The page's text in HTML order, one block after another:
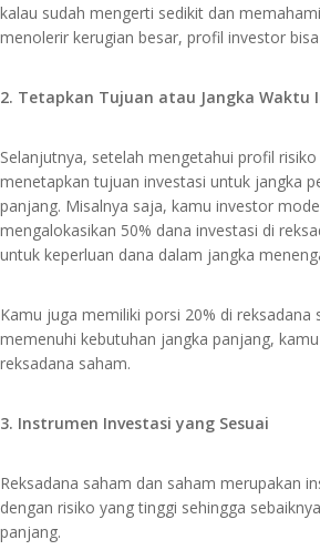
kalau sudah mengerti sedikit dan
menolerir kerugian besar, profil investor
2. Tetapkan Tujuan atau Jangka Waktu
Selanjutnya, setelah mengetahui profil
menetapkan tujuan investasi untuk jangka
panjang. Misalnya saja, kamu investor
mengalokasikan 50% dana investasi di
untuk keperluan dana dalam jangka
Kamu juga memiliki porsi 20% di reksadana
memenuhi kebutuhan jangka panjang,
reksadana saham.
3. Instrumen Investasi yang Sesuai
Reksadana saham dan saham merupakan
dengan risiko yang tinggi sehingga
panjang.